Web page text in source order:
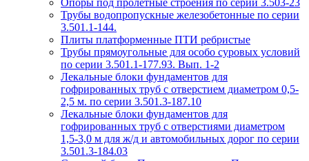
Опоры под пролетные строения по серии 3.503-23
Трубы водопропускные железобетонные по серии
3.501.1-144.
Плиты платформенные ПТИ ребристые
Трубы прямоугольные для особо суровых условий
по серии 3.501.1-177.93. Вып. 1-2
Лекальные блоки фундаментов для
гофрированных труб с отверстием диаметром 0,5-
2,5 м. по серии 3.501.3-187.10
Лекальные блоки фундаментов для
гофрированных труб с отверстиями диаметром
1,5-3,0 м для ж/д и автомобильных дорог по серии
3.501.3-184.03